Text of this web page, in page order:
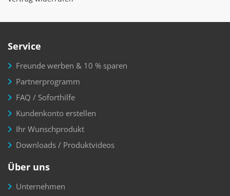
Service
Freunde werben & 10 % sparen
Partnerprogramm
FAQ / Soforthilfe
Kundenkonto erstellen
Ihr Wunschprodukt
Downloads / Produktvideos
Über uns
Unternehmen